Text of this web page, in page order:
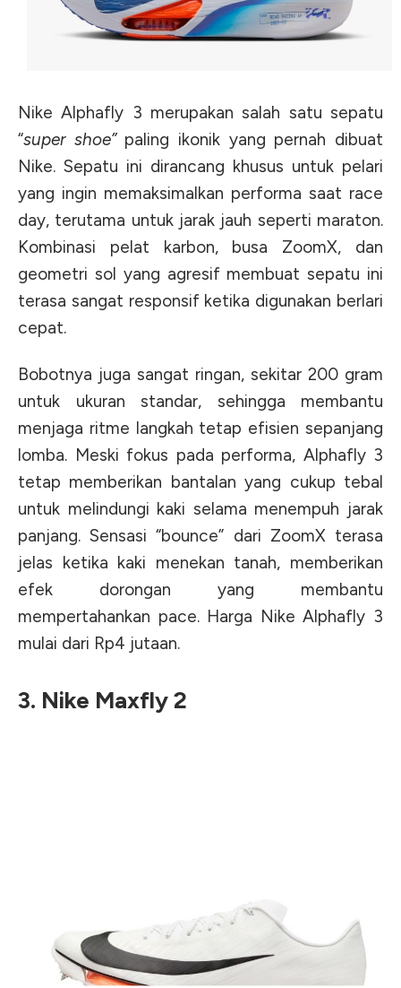
Nike Alphafly 3 merupakan salah satu sepatu
“super shoe”paling ikonik yang pernah dibuat
Nike. Sepatu ini dirancang khusus untuk pelari
yang ingin memaksimalkan performa saat race
day, terutama untuk jarak jauh seperti maraton.
Kombinasi pelat karbon, busa ZoomX, dan
geometri sol yang agresif membuat sepatu ini
terasa sangat responsif ketika digunakan berlari
cepat.
Bobotnya juga sangat ringan, sekitar 200 gram
untuk ukuran standar, sehingga membantu
menjaga ritme langkah tetap efisien sepanjang
lomba. Meski fokus pada performa, Alphafly 3
tetap memberikan bantalan yang cukup tebal
untuk melindungi kaki selama menempuh jarak
panjang. Sensasi “bounce” dari ZoomX terasa
jelas ketika kaki menekan tanah, memberikan
efek dorongan yang membantu
mempertahankan pace. Harga Nike Alphafly 3
mulai dari Rp4 jutaan.
3. Nike Maxfly 2